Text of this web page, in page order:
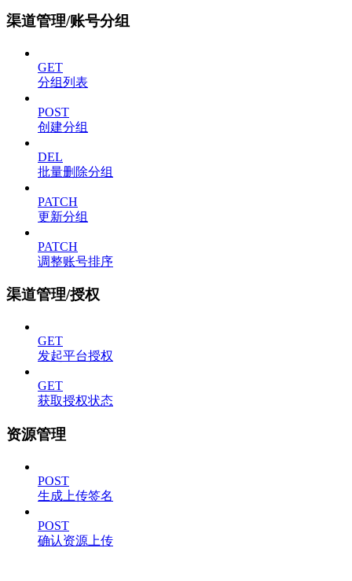
渠道管理/账号分组
GET
分组列表
POST
创建分组
DEL
批量删除分组
PATCH
更新分组
PATCH
调整账号排序
渠道管理/授权
GET
发起平台授权
GET
获取授权状态
资源管理
POST
生成上传签名
POST
确认资源上传